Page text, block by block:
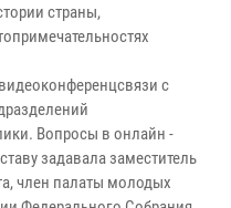
страны,
с
Вопросы в онлайн -
задавала заместитель
член палаты молодых